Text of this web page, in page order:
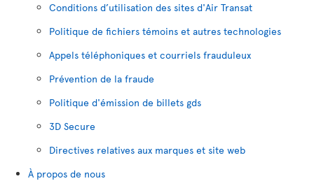
Conditions d’utilisation des sites d'Air Transat
Politique de fichiers témoins et autres technologies
Appels téléphoniques et courriels frauduleux
Prévention de la fraude
Politique d'émission de billets gds
3D Secure
Directives relatives aux marques et site web
À propos de nous